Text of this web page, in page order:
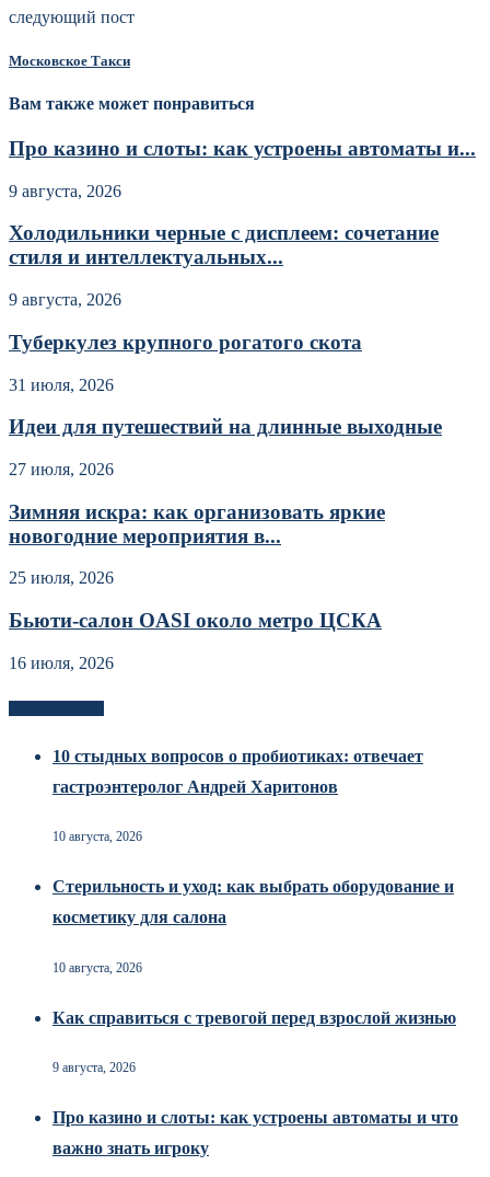
следующий пост
Московское Такси
Вам также может понравиться
Про казино и слоты: как устроены автоматы и...
9 августа, 2026
Холодильники черные с дисплеем: сочетание
стиля и интеллектуальных...
9 августа, 2026
Туберкулез крупного рогатого скота
31 июля, 2026
Идеи для путешествий на длинные выходные
27 июля, 2026
Зимняя искра: как организовать яркие
новогодние мероприятия в...
25 июля, 2026
Бьюти-салон OASI около метро ЦСКА
16 июля, 2026
10 стыдных вопросов о пробиотиках: отвечает
гастроэнтеролог Андрей Харитонов
10 августа, 2026
Стерильность и уход: как выбрать оборудование и
косметику для салона
10 августа, 2026
Как справиться с тревогой перед взрослой жизнью
9 августа, 2026
Про казино и слоты: как устроены автоматы и что
важно знать игроку